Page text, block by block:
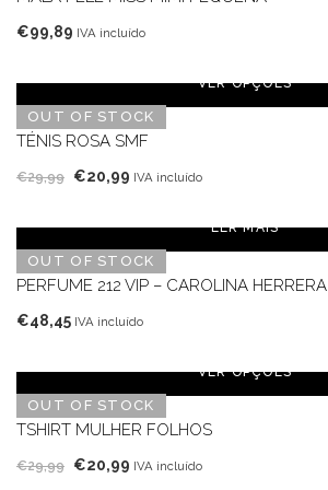
€99,89 IVA incluído
OUT OF STOCK
VER OPÇÕES
TÉNIS ROSA SMF
€29,99 O
original
era:
€29,99.
€20,99 O
atual
é:
€20,99.
IVA incluído
OUT OF STOCK
LER MAIS
PERFUME 212 VIP – CAROLINA HERRERA
€48,45 IVA incluído
OUT OF STOCK
VER OPÇÕES
TSHIRT MULHER FOLHOS
€29,99 O
€20,99 O
IVA incluído